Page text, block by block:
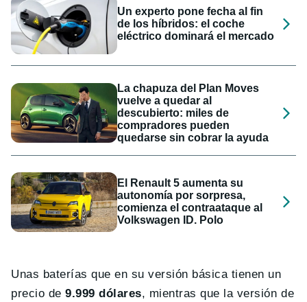
Un experto pone fecha al fin
de los híbridos: el coche
eléctrico dominará el mercado
La chapuza del Plan Moves
vuelve a quedar al
descubierto: miles de
compradores pueden
quedarse sin cobrar la ayuda
El Renault 5 aumenta su
autonomía por sorpresa,
comienza el contraataque al
Volkswagen ID. Polo
Unas baterías que en su versión básica tienen un
precio de9.999 dólares, mientras que la versión de